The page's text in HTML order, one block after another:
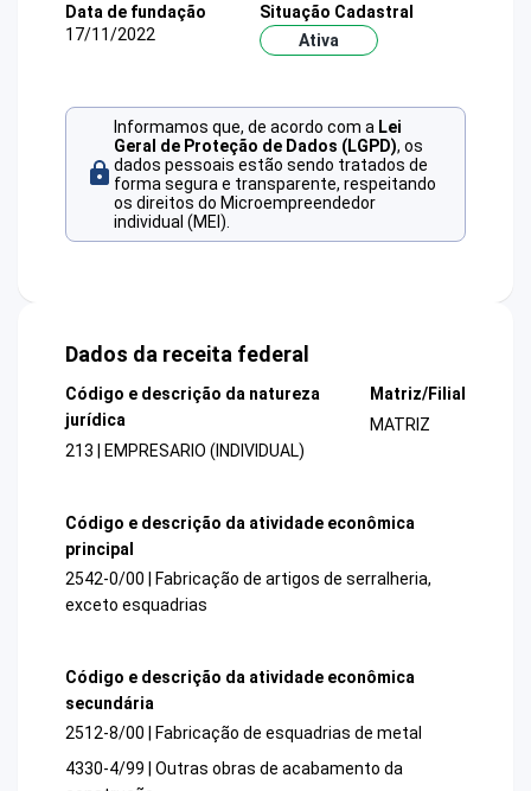
Data de fundação
17/11/2022
Situação Cadastral
Ativa
Informamos que, de acordo com a Lei
Geral de Proteção de Dados (LGPD), os
dados pessoais estão sendo tratados de
forma segura e transparente, respeitando
os direitos do Microempreendedor
individual (MEI).
Dados da receita federal
Código e descrição da natureza
jurídica
213 | EMPRESARIO (INDIVIDUAL)
Matriz/Filial
MATRIZ
Código e descrição da atividade econômica
principal
2542-0/00 | Fabricação de artigos de serralheria,
exceto esquadrias
Código e descrição da atividade econômica
secundária
2512-8/00 | Fabricação de esquadrias de metal
4330-4/99 | Outras obras de acabamento da